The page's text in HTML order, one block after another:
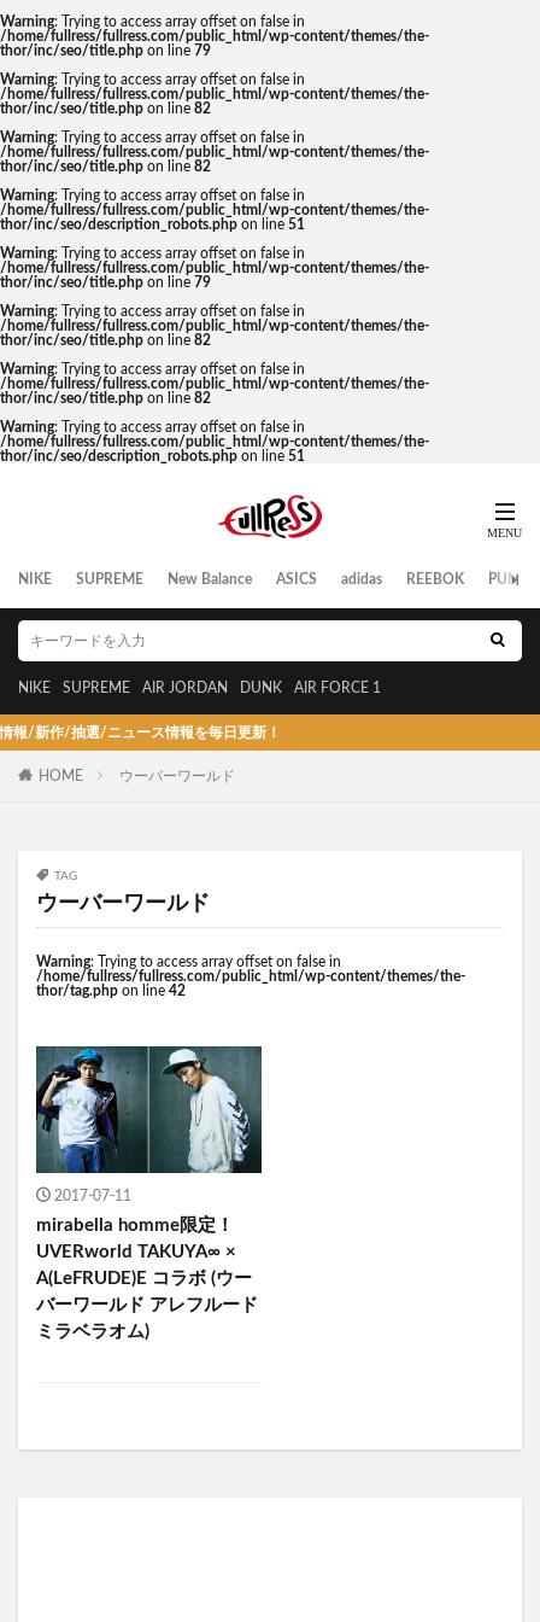
Warning: Trying to access array offset on false in
/home/fullress/fullress.com/public_html/wp-content/themes/the-
thor/inc/seo/title.php on line 79
Warning: Trying to access array offset on false in
/home/fullress/fullress.com/public_html/wp-content/themes/the-
thor/inc/seo/title.php on line 82
Warning: Trying to access array offset on false in
/home/fullress/fullress.com/public_html/wp-content/themes/the-
thor/inc/seo/title.php on line 82
Warning: Trying to access array offset on false in
/home/fullress/fullress.com/public_html/wp-content/themes/the-
thor/inc/seo/description_robots.php on line 51
Warning: Trying to access array offset on false in
/home/fullress/fullress.com/public_html/wp-content/themes/the-
thor/inc/seo/title.php on line 79
Warning: Trying to access array offset on false in
/home/fullress/fullress.com/public_html/wp-content/themes/the-
thor/inc/seo/title.php on line 82
Warning: Trying to access array offset on false in
/home/fullress/fullress.com/public_html/wp-content/themes/the-
thor/inc/seo/title.php on line 82
Warning: Trying to access array offset on false in
/home/fullress/fullress.com/public_html/wp-content/themes/the-
thor/inc/seo/description_robots.php on line 51
NIKE SUPREME New Balance ASICS adidas REEBOK PUMA
NIKE SUPREME AIR JORDAN DUNK AIR FORCE 1
作/抽選/ニュース情報を毎日更新！
HOME ウーバーワールド
TAG
ウーバーワールド
Warning: Trying to access array offset on false in
/home/fullress/fullress.com/public_html/wp-content/themes/the-
thor/tag.php on line 42
2017-07-11
mirabella homme限定！
UVERworld TAKUYA∞ ×
A(LeFRUDE)E コラボ (ウー
バーワールド アレフルード
ミラベラオム)